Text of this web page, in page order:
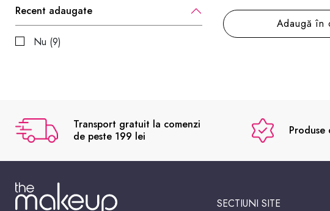
Recent adaugate
Nu (9)
Adaugă în
Transport gratuit la comenzi
de peste 199 lei
SECTIUNI SITE